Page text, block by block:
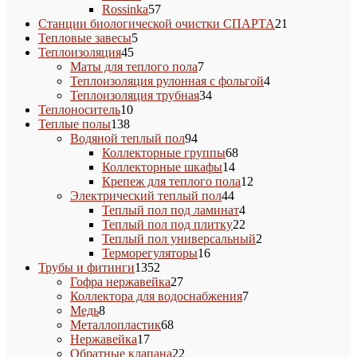
товара
Rossinka5757
товаров
Станции биологической очистки СПАРТА21
Тепловые завесы55
Теплоизоляция4545
товаров
Маты для теплого пола77
товаров
Теплоизоляция рулонная с фольгой44
Теплоизоляция трубная3434
Теплоноситель1010
Теплые полы138138
товаров
Водяной теплый пол9494
товара
Коллекторные группы6868
Коллекторные шкафы1414
товаров
Крепеж для теплого пола12
Электрический теплый пол4444
товара
Теплый пол под ламинат44
Теплый пол под плитку22
товара
Теплый пол универсальный2
Терморегуляторы1616
Трубы и фитинги1352
товара
Гофра нержавейка2727
товаров
Коллектора для водоснабжения77
Медь88
товаров
Металлопластик6868
Нержавейка1717
товаров
Обратные клапана22